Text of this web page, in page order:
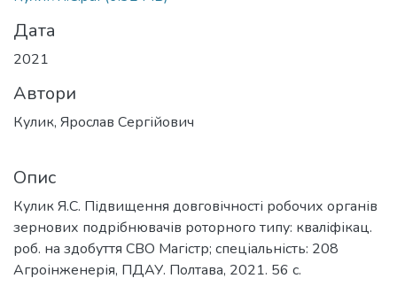
Дата
2021
Автори
Кулик, Ярослав Сергійович
Опис
Кулик Я.С. Підвищення довговічності робочих органів
зернових подрібнювачів роторного типу: кваліфікац.
роб. на здобуття СВО Магістр; спеціальність: 208
Агроінженерія, ПДАУ. Полтава, 2021. 56 с.